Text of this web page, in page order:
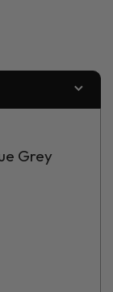
Grey